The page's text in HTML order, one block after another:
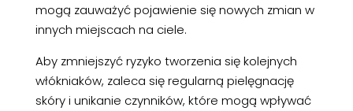
mogą zauważyć pojawienie się nowych zmian w
innych miejscach na ciele.
Aby zmniejszyć ryzyko tworzenia się kolejnych
włókniaków, zaleca się regularną pielęgnację
skóry i unikanie czynników, które mogą wpływać